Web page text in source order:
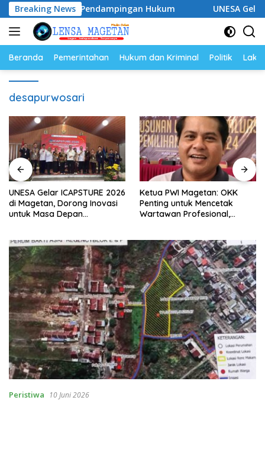
Langsung
ke
konten
Breaking News
Perkuat Pendampingan Hukum UNESA Gelar
Beranda Pemerintahan Hukum dan Kriminal Politik
desapurwosari
UNESA Gelar ICAPSTURE 2026
di Magetan, Dorong Inovasi
untuk Masa Depan
Ketua PWI Magetan: OKK
Penting untuk Mencetak
Wartawan Profesional,
Peristiwa 10 Juni 2026